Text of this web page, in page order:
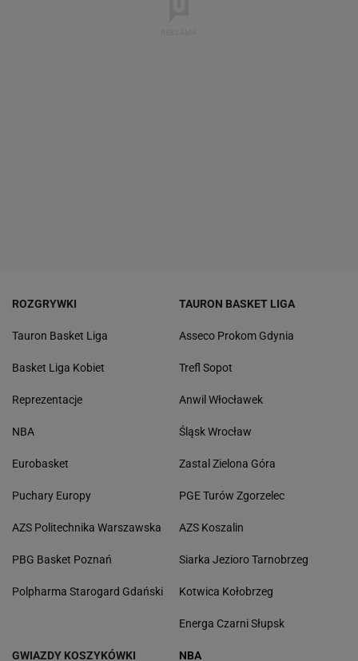
ROZGRYWKI
Tauron Basket Liga
Basket Liga Kobiet
Reprezentacje
NBA
Eurobasket
Puchary Europy
AZS Politechnika Warszawska
PBG Basket Poznań
Polpharma Starogard Gdański
TAURON BASKET LIGA
Asseco Prokom Gdynia
Trefl Sopot
Anwil Włocławek
Śląsk Wrocław
Zastal Zielona Góra
PGE Turów Zgorzelec
AZS Koszalin
Siarka Jezioro Tarnobrzeg
Kotwica Kołobrzeg
Energa Czarni Słupsk
GWIAZDY KOSZYKÓWKI NBA